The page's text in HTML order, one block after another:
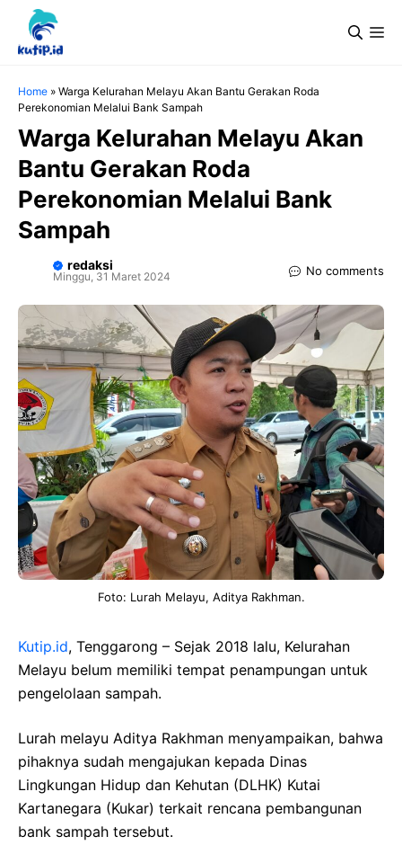
Langsung
Home » Warga Kelurahan Melayu Akan Bantu Gerakan Roda
Perekonomian Melalui Bank Sampah
Warga Kelurahan Melayu Akan
Bantu Gerakan Roda
Perekonomian Melalui Bank
Sampah
redaksi
Minggu, 31 Maret 2024 No comments
Foto: Lurah Melayu, Aditya Rakhman.
Kutip.id, Tenggarong – Sejak 2018 lalu, Kelurahan
Melayu belum memiliki tempat penampungan untuk
pengelolaan sampah.
Lurah melayu Aditya Rakhman menyampaikan, bahwa
pihaknya sudah mengajukan kepada Dinas
Lingkungan Hidup dan Kehutan (DLHK) Kutai
Kartanegara (Kukar) terkait rencana pembangunan
bank sampah tersebut.